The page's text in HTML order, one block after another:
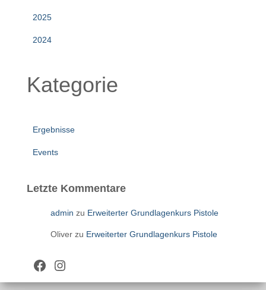
2025
2024
Kategorie
Ergebnisse
Events
Letzte Kommentare
admin zu Erweiterter Grundlagenkurs Pistole
Oliver zu Erweiterter Grundlagenkurs Pistole
Facebook Instagram